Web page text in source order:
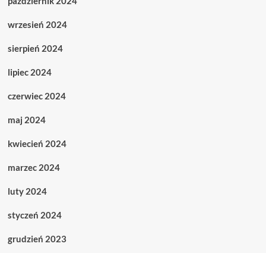
wrzesień 2024
sierpień 2024
lipiec 2024
czerwiec 2024
maj 2024
kwiecień 2024
marzec 2024
luty 2024
styczeń 2024
grudzień 2023